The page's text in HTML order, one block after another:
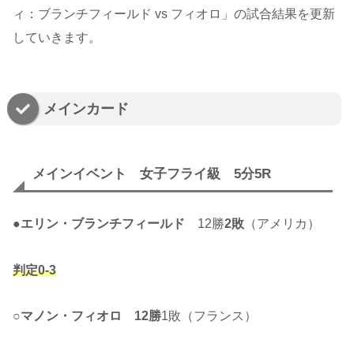
ィ：ブランチフィールド vs フィオロ」の試合結果を更新
していきます。
メインカード
メインイベント 女子フライ級 5分5R
●エリン・ブランチフィールド 12勝2敗 （アメリカ）
判定0-3
○マノン・フィオロ 12勝1敗（フランス）